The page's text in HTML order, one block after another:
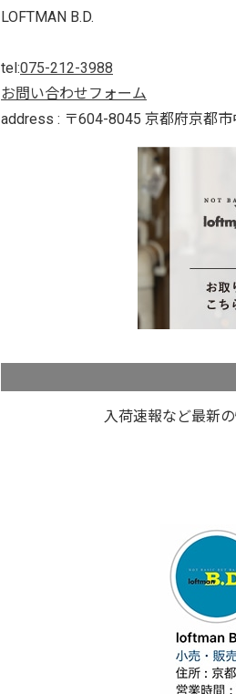
LOFTMAN B.D.
tel:075-212-3988
お問い合わせフォーム
address : 〒604-8045 京都府京都
入荷速報など最新